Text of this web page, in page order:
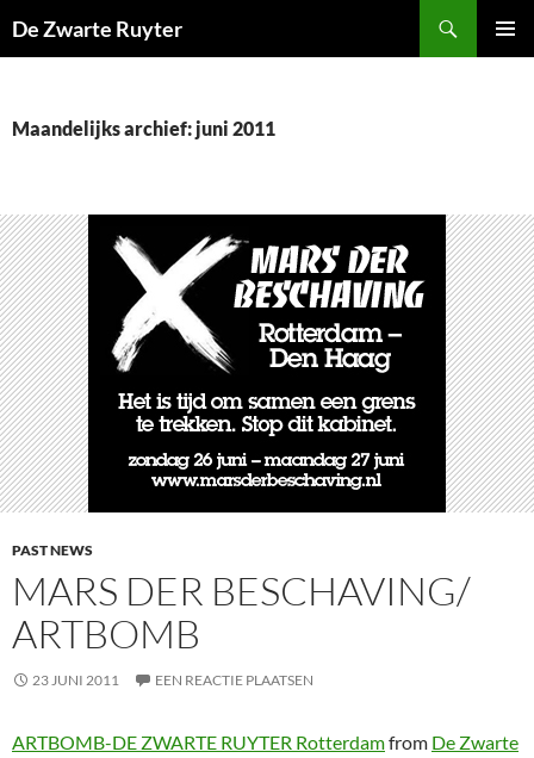
naar
De Zwarte Ruyter
Maandelijks archief: juni 2011
PAST NEWS
MARS DER BESCHAVING/
ARTBOMB
23 JUNI 2011 EEN REACTIE PLAATSEN
ARTBOMB-DE ZWARTE RUYTER Rotterdamfrom De Zwarte